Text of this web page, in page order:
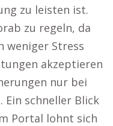
zu leisten ist.
zu regeln, da
weniger Stress
akzeptieren
nur bei
schneller Blick
Portal lohnt sich